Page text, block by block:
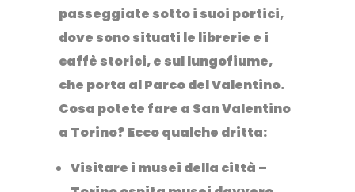
passeggiate sotto i suoi portici,
dove sono situati le librerie e i
caffè storici, e sul lungofiume,
che porta al Parco del Valentino.
Cosa potete fare a San Valentino
a Torino? Ecco qualche dritta:
Visitare i musei della città –